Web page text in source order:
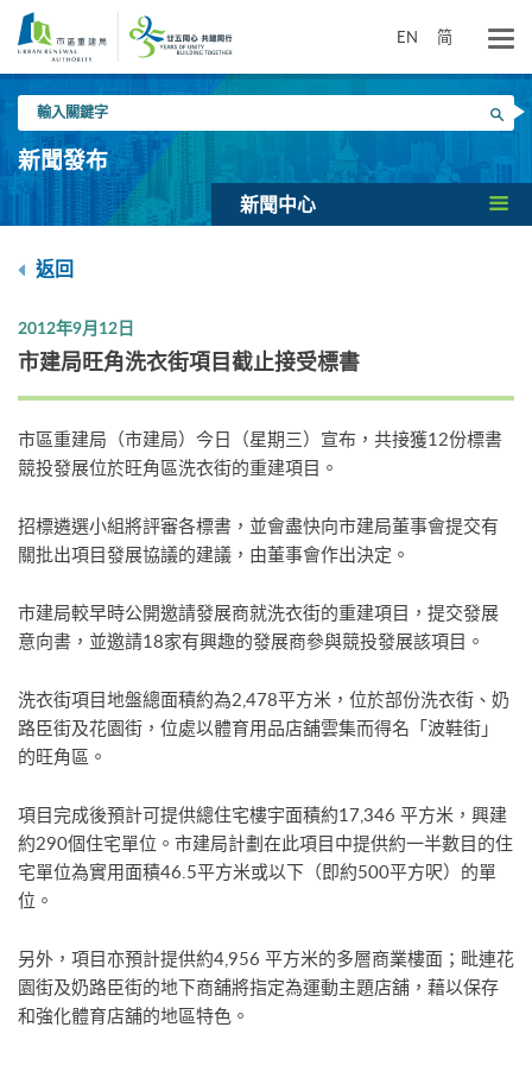
要
EN 简
入
關
鍵
搜尋
新聞發布
新聞中心
返回
2012年9月12日
市建局旺角洗衣街項目截止接受標書
市區重建局（市建局）今日（星期三）宣布，共接獲12份標書
競投發展位於旺角區洗衣街的重建項目。
招標遴選小組將評審各標書，並會盡快向市建局董事會提交有
關批出項目發展協議的建議，由董事會作出決定。
市建局較早時公開邀請發展商就洗衣街的重建項目，提交發展
意向書，並邀請18家有興趣的發展商參與競投發展該項目。
洗衣街項目地盤總面積約為2,478平方米，位於部份洗衣街、奶
路臣街及花園街，位處以體育用品店舖雲集而得名「波鞋街」
的旺角區。
項目完成後預計可提供總住宅樓宇面積約17,346 平方米，興建
約290個住宅單位。市建局計劃在此項目中提供約一半數目的住
宅單位為實用面積46.5平方米或以下（即約500平方呎）的單
位。
另外，項目亦預計提供約4,956 平方米的多層商業樓面；毗連花
園街及奶路臣街的地下商舖將指定為運動主題店舖，藉以保存
和強化體育店舖的地區特色。